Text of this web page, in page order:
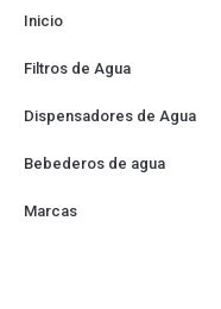
Inicio
Filtros de Agua
Dispensadores de Agua
Bebederos de agua
Marcas